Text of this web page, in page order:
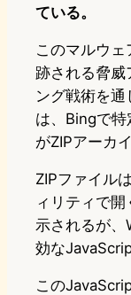
ている。
このマルウ
跡される脅威
ング戦術を
は、Bingで
がZIPアーカ
ZIPファイル
ィリティで
示されるが
効な
この